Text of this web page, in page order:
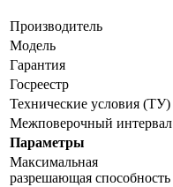
Производитель
Модель
Гарантия
Госреестр
Технические условия (ТУ)
Межповерочный интервал
Параметры
Максимальная
разрешающая способность